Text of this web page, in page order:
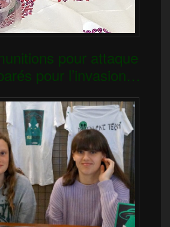
pour attaque
pour l’invasion…